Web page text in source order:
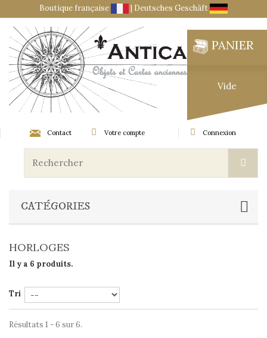
Boutique française | Deutsches Geschäft
PANIER
Vide
Connexion
Votre compte
Contact
CATÉGORIES
HORLOGES
Il y a 6 produits.
Tri
Résultats 1 - 6 sur 6.